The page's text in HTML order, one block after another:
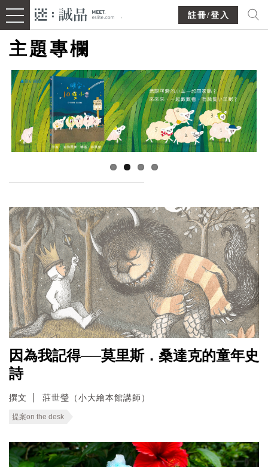
註冊/登入
主題專欄
因為我記得──莫里斯．桑達克的童年史
詩
撰文 莊世瑩（小大繪本館講師）
提案on the desk